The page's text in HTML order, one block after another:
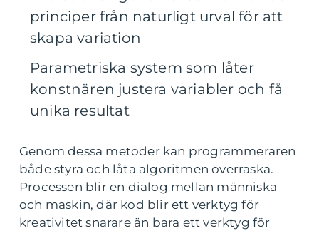
principer från naturligt urval för att
skapa variation
Parametriska system som låter
konstnären justera variabler och få
unika resultat
Genom dessa metoder kan programmeraren
både styra och låta algoritmen överraska.
Processen blir en dialog mellan människa
och maskin, där kod blir ett verktyg för
kreativitet snarare än bara ett verktyg för